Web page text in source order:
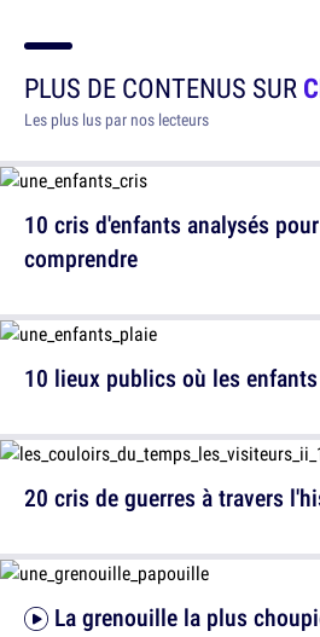
PLUS DE CONTENUS SUR
Les plus lus par nos lecteurs
10 cris d'enfants analysés
comprendre
20 cris de guerres à travers
10 lieux publics où les
La grenouille la plus